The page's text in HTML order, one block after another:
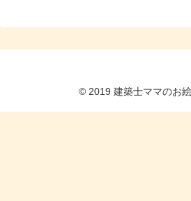
© 2019 建築士ママのお